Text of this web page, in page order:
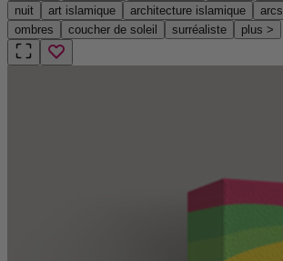
nuit
art islamique architecture islamique arcs
ombres
coucher de soleil surréaliste plus >